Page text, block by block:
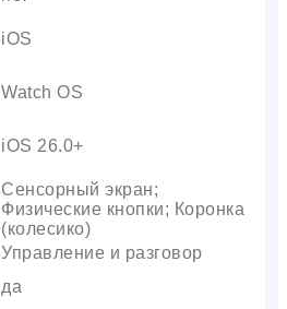
iOS
Watch OS
iOS 26.0+
Сенсорный экран;
Физические кнопки; Коронка
(колесико)
Управление и разговор
да